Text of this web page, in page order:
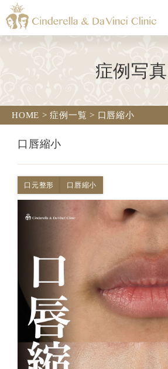
症例写真
HOME >症例一覧 > 口唇縮小
口唇縮小
口元整形 口唇縮小